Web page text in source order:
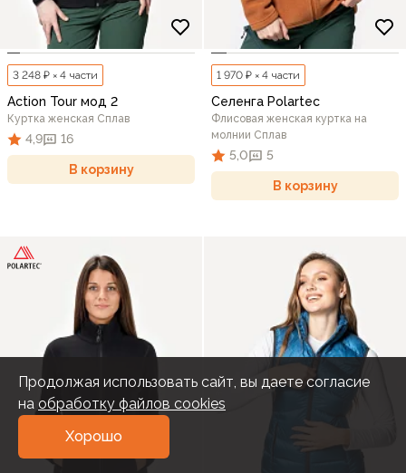
3 248 ₽ × 4 части
Action Tour мод 2
Куртка женская Сплав
4,9 16
В корзину
1 970 ₽ × 4 части
Селенга Polartec
Флисовая женская куртка на
молнии Сплав
5,0 5
В корзину
Продолжая использовать сайт, вы даете согласие
на обработку файлов cookies
Хорошо